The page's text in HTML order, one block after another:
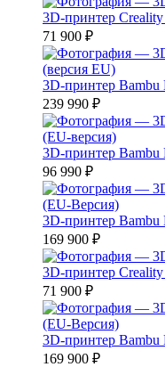
3D-принтер
71 900 ₽
3D-принтер Bambu
239 990 ₽
3D-принтер Bambu
96 990 ₽
3D-принтер
169 900 ₽
3D-принтер
71 900 ₽
3D-принтер
169 900 ₽